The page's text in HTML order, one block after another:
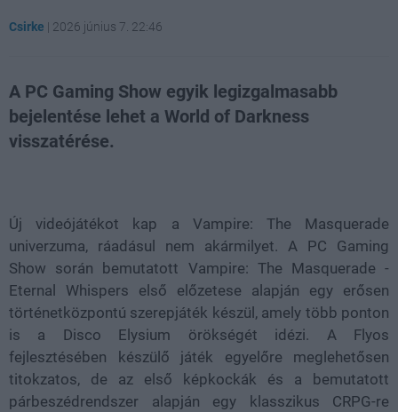
Csirke | 2026 június 7. 22:46
A PC Gaming Show egyik legizgalmasabb
bejelentése lehet a World of Darkness
visszatérése.
Új videójátékot kap a Vampire: The Masquerade
univerzuma, ráadásul nem akármilyet. A PC Gaming
Show során bemutatott Vampire: The Masquerade -
Eternal Whispers első előzetese alapján egy erősen
történetközpontú szerepjáték készül, amely több ponton
is a Disco Elysium örökségét idézi. A Flyos
fejlesztésében készülő játék egyelőre meglehetősen
titokzatos, de az első képkockák és a bemutatott
párbeszédrendszer alapján egy klasszikus CRPG-re